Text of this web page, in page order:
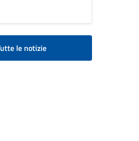
le notizie